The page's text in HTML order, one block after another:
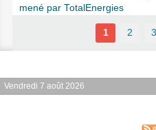
mené par TotalEnergies
1 2 3
Vendredi 7 août 2026